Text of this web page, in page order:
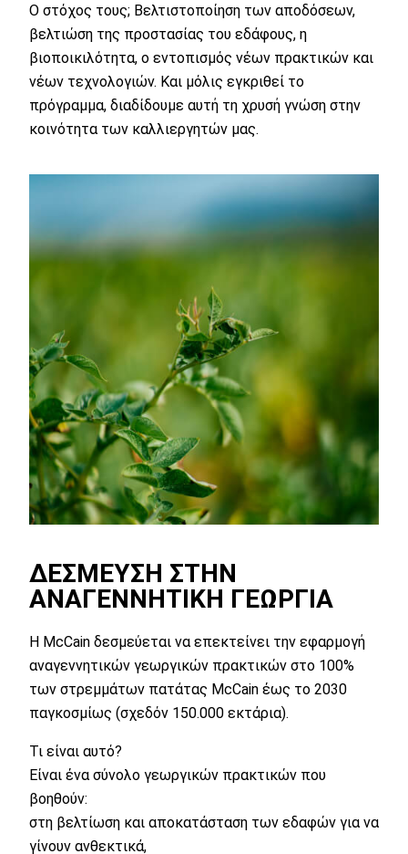
Ο στόχος τους; Βελτιστοποίηση των αποδόσεων,
βελτιώση της προστασίας του εδάφους, η
βιοποικιλότητα, ο εντοπισμός νέων πρακτικών και
νέων τεχνολογιών. Και μόλις εγκριθεί το
πρόγραμμα, διαδίδουμε αυτή τη χρυσή γνώση στην
κοινότητα των καλλιεργητών μας.
ΔΈΣΜΕΥΣΗ ΣΤΗΝ
ΑΝΑΓΕΝΝΗΤΙΚΉ ΓΕΩΡΓΊΑ
Η McCain δεσμεύεται να επεκτείνει την εφαρμογή
αναγεννητικών γεωργικών πρακτικών στο 100%
των στρεμμάτων πατάτας McCain έως το 2030
παγκοσμίως (σχεδόν 150.000 εκτάρια).
Τι είναι αυτό?
Είναι ένα σύνολο γεωργικών πρακτικών που
βοηθούν:
στη βελτίωση και αποκατάσταση των εδαφών για να
γίνουν ανθεκτικά,